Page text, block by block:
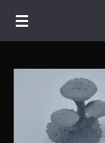
Zum